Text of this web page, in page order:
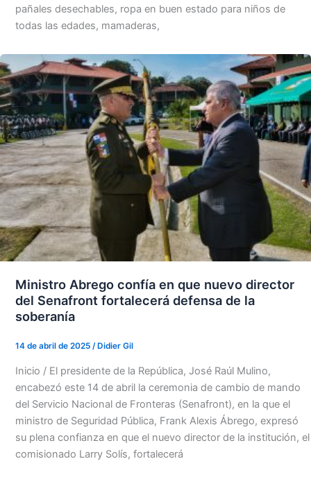
pañales desechables, ropa en buen estado para niños de
todas las edades, mamaderas,
Ministro Abrego confía en que nuevo director
del Senafront fortalecerá defensa de la
soberanía
14 de abril de 2025 / Didier Gil
Inicio / El presidente de la República, José Raúl Mulino,
encabezó este 14 de abril la ceremonia de cambio de mando
del Servicio Nacional de Fronteras (Senafront), en la que el
ministro de Seguridad Pública, Frank Alexis Ábrego, expresó
su plena confianza en que el nuevo director de la institución, el
comisionado Larry Solís, fortalecerá